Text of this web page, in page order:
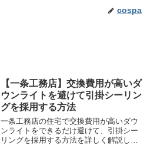
cospa
【一条工務店】交換費用が高いダ
ウンライトを避けて引掛シーリン
グを採用する方法
一条工務店の住宅で交換費用が高いダウ
ンライトをできるだけ避けて、引掛シー
リングを採用する方法を詳しく解説しま